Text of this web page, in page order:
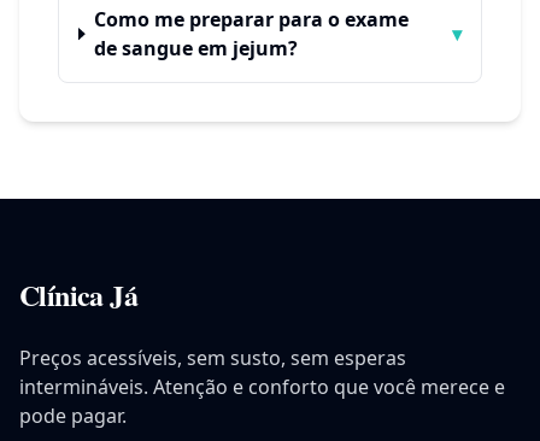
Como me preparar para o exame
de sangue em jejum?
▾
Clínica Já
Preços acessíveis, sem susto, sem esperas
intermináveis. Atenção e conforto que você merece e
pode pagar.